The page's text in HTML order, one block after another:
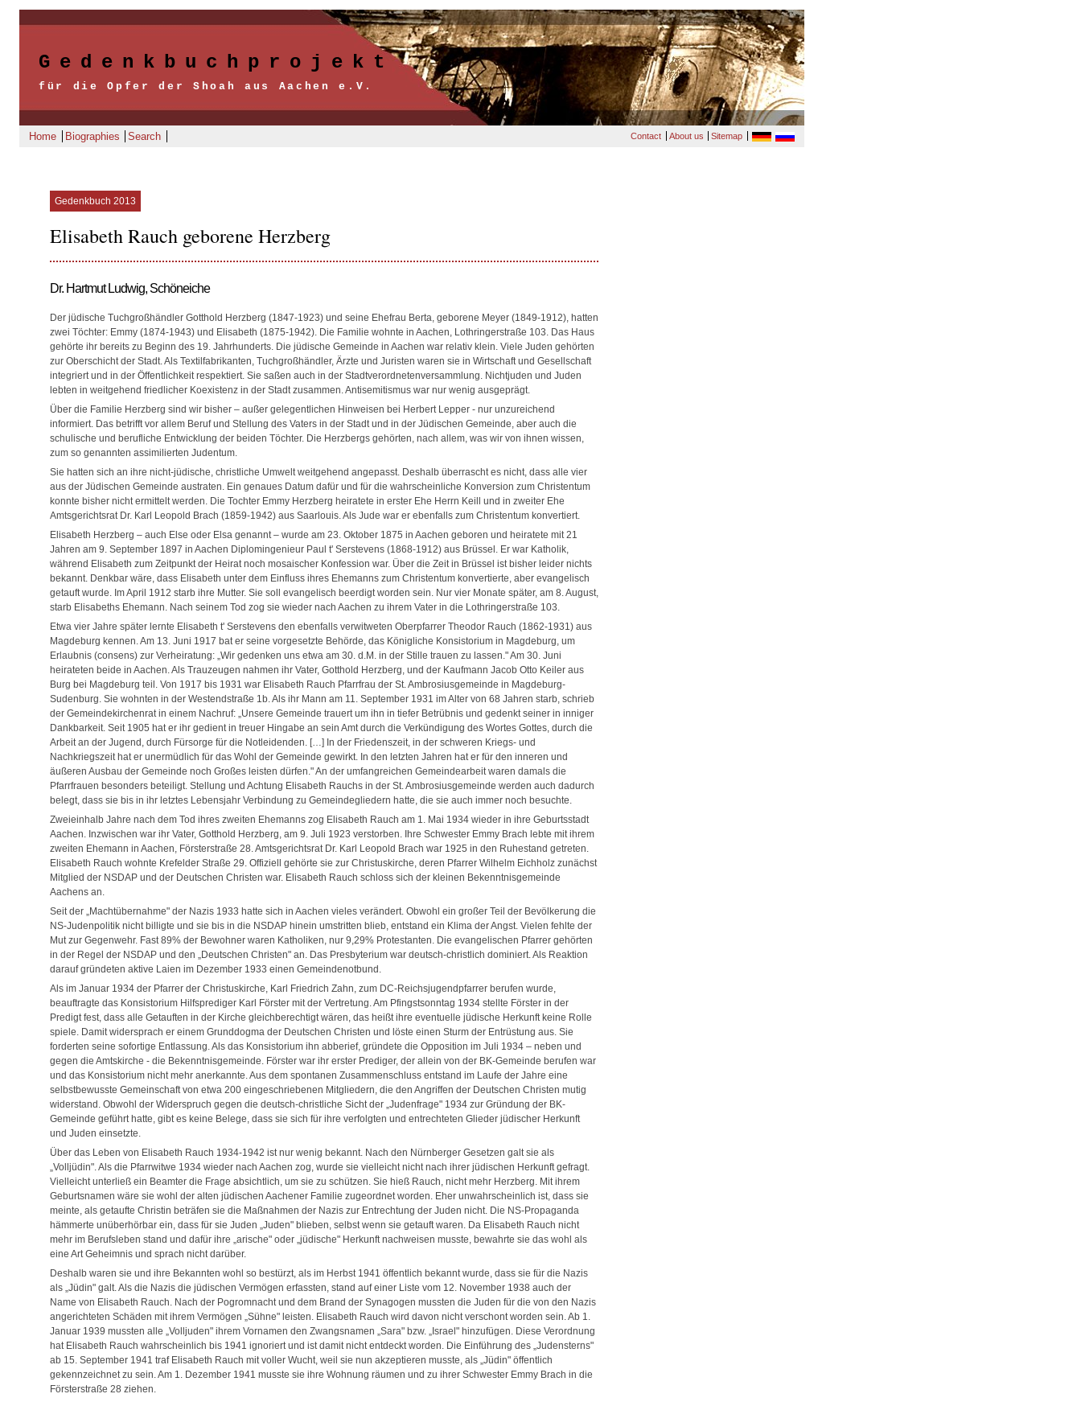
Gedenkbuchprojekt
für die Opfer der Shoah aus Aachen e.V.
Home Biographies Search Contact About us Sitemap
Gedenkbuch 2013
Elisabeth Rauch geborene Herzberg
Dr. Hartmut Ludwig, Schöneiche
Der jüdische Tuchgroßhändler Gotthold Herzberg (1847-1923) und seine Ehefrau Berta, geborene Meyer (1849-1912), hatten
zwei Töchter: Emmy (1874-1943) und Elisabeth (1875-1942). Die Familie wohnte in Aachen, Lothringerstraße 103. Das Haus
gehörte ihr bereits zu Beginn des 19. Jahrhunderts. Die jüdische Gemeinde in Aachen war relativ klein. Viele Juden gehörten
zur Oberschicht der Stadt. Als Textilfabrikanten, Tuchgroßhändler, Ärzte und Juristen waren sie in Wirtschaft und Gesellschaft
integriert und in der Öffentlichkeit respektiert. Sie saßen auch in der Stadtverordnetenversammlung. Nichtjuden und Juden
lebten in weitgehend friedlicher Koexistenz in der Stadt zusammen. Antisemitismus war nur wenig ausgeprägt.
Über die Familie Herzberg sind wir bisher – außer gelegentlichen Hinweisen bei Herbert Lepper - nur unzureichend
informiert. Das betrifft vor allem Beruf und Stellung des Vaters in der Stadt und in der Jüdischen Gemeinde, aber auch die
schulische und berufliche Entwicklung der beiden Töchter. Die Herzbergs gehörten, nach allem, was wir von ihnen wissen,
zum so genannten assimilierten Judentum.
Sie hatten sich an ihre nicht-jüdische, christliche Umwelt weitgehend angepasst. Deshalb überrascht es nicht, dass alle vier
aus der Jüdischen Gemeinde austraten. Ein genaues Datum dafür und für die wahrscheinliche Konversion zum Christentum
konnte bisher nicht ermittelt werden. Die Tochter Emmy Herzberg heiratete in erster Ehe Herrn Keill und in zweiter Ehe
Amtsgerichtsrat Dr. Karl Leopold Brach (1859-1942) aus Saarlouis. Als Jude war er ebenfalls zum Christentum konvertiert.
Elisabeth Herzberg – auch Else oder Elsa genannt – wurde am 23. Oktober 1875 in Aachen geboren und heiratete mit 21
Jahren am 9. September 1897 in Aachen Diplomingenieur Paul t' Serstevens (1868-1912) aus Brüssel. Er war Katholik,
während Elisabeth zum Zeitpunkt der Heirat noch mosaischer Konfession war. Über die Zeit in Brüssel ist bisher leider nichts
bekannt. Denkbar wäre, dass Elisabeth unter dem Einfluss ihres Ehemanns zum Christentum konvertierte, aber evangelisch
getauft wurde. Im April 1912 starb ihre Mutter. Sie soll evangelisch beerdigt worden sein. Nur vier Monate später, am 8. August,
starb Elisabeths Ehemann. Nach seinem Tod zog sie wieder nach Aachen zu ihrem Vater in die Lothringerstraße 103.
Etwa vier Jahre später lernte Elisabeth t' Serstevens den ebenfalls verwitweten Oberpfarrer Theodor Rauch (1862-1931) aus
Magdeburg kennen. Am 13. Juni 1917 bat er seine vorgesetzte Behörde, das Königliche Konsistorium in Magdeburg, um
Erlaubnis (consens) zur Verheiratung: „Wir gedenken uns etwa am 30. d.M. in der Stille trauen zu lassen." Am 30. Juni
heirateten beide in Aachen. Als Trauzeugen nahmen ihr Vater, Gotthold Herzberg, und der Kaufmann Jacob Otto Keiler aus
Burg bei Magdeburg teil. Von 1917 bis 1931 war Elisabeth Rauch Pfarrfrau der St. Ambrosiusgemeinde in Magdeburg-
Sudenburg. Sie wohnten in der Westendstraße 1b. Als ihr Mann am 11. September 1931 im Alter von 68 Jahren starb, schrieb
der Gemeindekirchenrat in einem Nachruf: „Unsere Gemeinde trauert um ihn in tiefer Betrübnis und gedenkt seiner in inniger
Dankbarkeit. Seit 1905 hat er ihr gedient in treuer Hingabe an sein Amt durch die Verkündigung des Wortes Gottes, durch die
Arbeit an der Jugend, durch Fürsorge für die Notleidenden. […] In der Friedenszeit, in der schweren Kriegs- und
Nachkriegszeit hat er unermüdlich für das Wohl der Gemeinde gewirkt. In den letzten Jahren hat er für den inneren und
äußeren Ausbau der Gemeinde noch Großes leisten dürfen." An der umfangreichen Gemeindearbeit waren damals die
Pfarrfrauen besonders beteiligt. Stellung und Achtung Elisabeth Rauchs in der St. Ambrosiusgemeinde werden auch dadurch
belegt, dass sie bis in ihr letztes Lebensjahr Verbindung zu Gemeindegliedern hatte, die sie auch immer noch besuchte.
Zweieinhalb Jahre nach dem Tod ihres zweiten Ehemanns zog Elisabeth Rauch am 1. Mai 1934 wieder in ihre Geburtsstadt
Aachen. Inzwischen war ihr Vater, Gotthold Herzberg, am 9. Juli 1923 verstorben. Ihre Schwester Emmy Brach lebte mit ihrem
zweiten Ehemann in Aachen, Försterstraße 28. Amtsgerichtsrat Dr. Karl Leopold Brach war 1925 in den Ruhestand getreten.
Elisabeth Rauch wohnte Krefelder Straße 29. Offiziell gehörte sie zur Christuskirche, deren Pfarrer Wilhelm Eichholz zunächst
Mitglied der NSDAP und der Deutschen Christen war. Elisabeth Rauch schloss sich der kleinen Bekenntnisgemeinde
Aachens an.
Seit der „Machtübernahme" der Nazis 1933 hatte sich in Aachen vieles verändert. Obwohl ein großer Teil der Bevölkerung die
NS-Judenpolitik nicht billigte und sie bis in die NSDAP hinein umstritten blieb, entstand ein Klima der Angst. Vielen fehlte der
Mut zur Gegenwehr. Fast 89% der Bewohner waren Katholiken, nur 9,29% Protestanten. Die evangelischen Pfarrer gehörten
in der Regel der NSDAP und den „Deutschen Christen" an. Das Presbyterium war deutsch-christlich dominiert. Als Reaktion
darauf gründeten aktive Laien im Dezember 1933 einen Gemeindenotbund.
Als im Januar 1934 der Pfarrer der Christuskirche, Karl Friedrich Zahn, zum DC-Reichsjugendpfarrer berufen wurde,
beauftragte das Konsistorium Hilfsprediger Karl Förster mit der Vertretung. Am Pfingstsonntag 1934 stellte Förster in der
Predigt fest, dass alle Getauften in der Kirche gleichberechtigt wären, das heißt ihre eventuelle jüdische Herkunft keine Rolle
spiele. Damit widersprach er einem Grunddogma der Deutschen Christen und löste einen Sturm der Entrüstung aus. Sie
forderten seine sofortige Entlassung. Als das Konsistorium ihn abberief, gründete die Opposition im Juli 1934 – neben und
gegen die Amtskirche - die Bekenntnisgemeinde. Förster war ihr erster Prediger, der allein von der BK-Gemeinde berufen war
und das Konsistorium nicht mehr anerkannte. Aus dem spontanen Zusammenschluss entstand im Laufe der Jahre eine
selbstbewusste Gemeinschaft von etwa 200 eingeschriebenen Mitgliedern, die den Angriffen der Deutschen Christen mutig
widerstand. Obwohl der Widerspruch gegen die deutsch-christliche Sicht der „Judenfrage" 1934 zur Gründung der BK-
Gemeinde geführt hatte, gibt es keine Belege, dass sie sich für ihre verfolgten und entrechteten Glieder jüdischer Herkunft
und Juden einsetzte.
Über das Leben von Elisabeth Rauch 1934-1942 ist nur wenig bekannt. Nach den Nürnberger Gesetzen galt sie als
„Volljüdin". Als die Pfarrwitwe 1934 wieder nach Aachen zog, wurde sie vielleicht nicht nach ihrer jüdischen Herkunft gefragt.
Vielleicht unterließ ein Beamter die Frage absichtlich, um sie zu schützen. Sie hieß Rauch, nicht mehr Herzberg. Mit ihrem
Geburtsnamen wäre sie wohl der alten jüdischen Aachener Familie zugeordnet worden. Eher unwahrscheinlich ist, dass sie
meinte, als getaufte Christin beträfen sie die Maßnahmen der Nazis zur Entrechtung der Juden nicht. Die NS-Propaganda
hämmerte unüberhörbar ein, dass für sie Juden „Juden" blieben, selbst wenn sie getauft waren. Da Elisabeth Rauch nicht
mehr im Berufsleben stand und dafür ihre „arische" oder „jüdische" Herkunft nachweisen musste, bewahrte sie das wohl als
eine Art Geheimnis und sprach nicht darüber.
Deshalb waren sie und ihre Bekannten wohl so bestürzt, als im Herbst 1941 öffentlich bekannt wurde, dass sie für die Nazis
als „Jüdin" galt. Als die Nazis die jüdischen Vermögen erfassten, stand auf einer Liste vom 12. November 1938 auch der
Name von Elisabeth Rauch. Nach der Pogromnacht und dem Brand der Synagogen mussten die Juden für die von den Nazis
angerichteten Schäden mit ihrem Vermögen „Sühne" leisten. Elisabeth Rauch wird davon nicht verschont worden sein. Ab 1.
Januar 1939 mussten alle „Volljuden" ihrem Vornamen den Zwangsnamen „Sara" bzw. „Israel" hinzufügen. Diese Verordnung
hat Elisabeth Rauch wahrscheinlich bis 1941 ignoriert und ist damit nicht entdeckt worden. Die Einführung des „Judensterns"
ab 15. September 1941 traf Elisabeth Rauch mit voller Wucht, weil sie nun akzeptieren musste, als „Jüdin" öffentlich
gekennzeichnet zu sein. Am 1. Dezember 1941 musste sie ihre Wohnung räumen und zu ihrer Schwester Emmy Brach in die
Försterstraße 28 ziehen.